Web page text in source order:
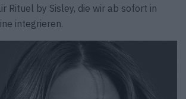
Rituel by Sisley, die wir ab sofort in
integrieren.